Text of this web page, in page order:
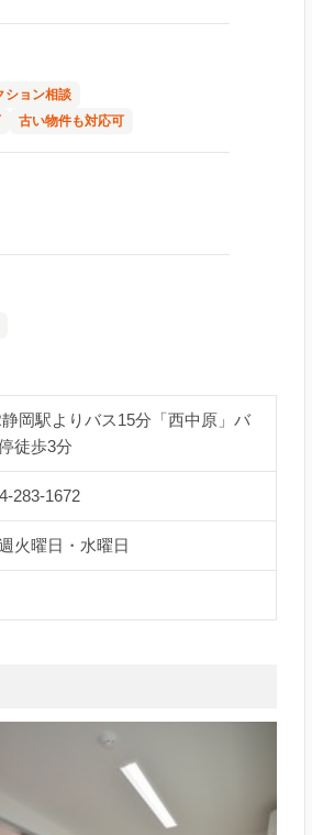
ション相談
古い物件も対応可
岡駅よりバス15分「西中原」バ
徒歩3分
283-1672
火曜日・水曜日